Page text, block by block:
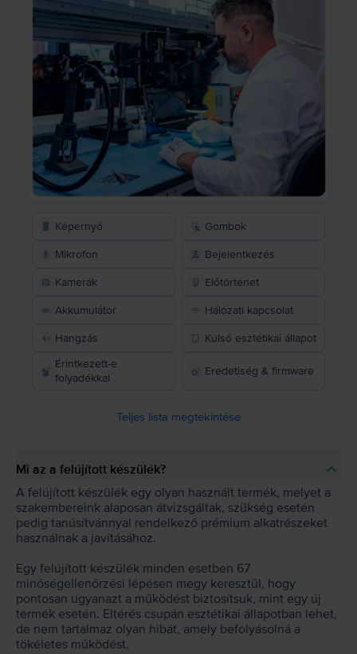
Képernyő Gombok
Mikrofon Bejelentkezés
Kamerák Előtörténet
Akkumulátor Hálózati kapcsolat
Hangzás
Külső esztétikai állapot
Érintkezett-e
folyadékkal
Eredetiség & firmware
Teljes lista megtekintése
Mi az a felújított készülék?
A felújított készülék egy olyan használt termék, melyet a
szakembereink alaposan átvizsgáltak, szükség esetén
pedig tanúsítvánnyal rendelkező prémium alkatrészeket
használnak a javításához.
Egy felújított készülék minden esetben 67
minőségellenőrzési lépésen megy keresztül, hogy
pontosan ugyanazt a működést biztosítsuk, mint egy új
termék esetén. Eltérés csupán esztétikai állapotban lehet,
de nem tartalmaz olyan hibát, amely befolyásolná a
tökéletes működést.